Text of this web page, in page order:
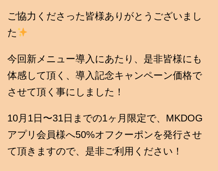
ご協力くださった皆様ありがとうございまし
た
今回新メニュー導入にあたり、是非皆様にも
体感して頂く、導入記念キャンペーン価格で
させて頂く事にしました！
10月1日〜31日までの1ヶ月限定で、MKDOG
アプリ会員様へ50%オフクーポンを発行させ
て頂きますので、是非ご利用ください！